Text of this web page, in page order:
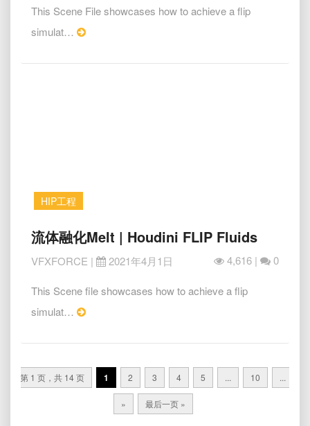
|
Houdini
FLIP
This Scene File showcases how to achieve a flip
simulat…
Read
HIP工程
流
体
融
Melt
|
FLIP
流体融化Melt | Houdini FLIP Fluids
VFXFORCE | 2021年4月1日 4,616 | 0
This Scene file showcases how to achieve a flip
simulat…
Read
navigation
第 1 页，共 14 页 1 2 3 4 5 ... 10 ...
» 最后一页 »